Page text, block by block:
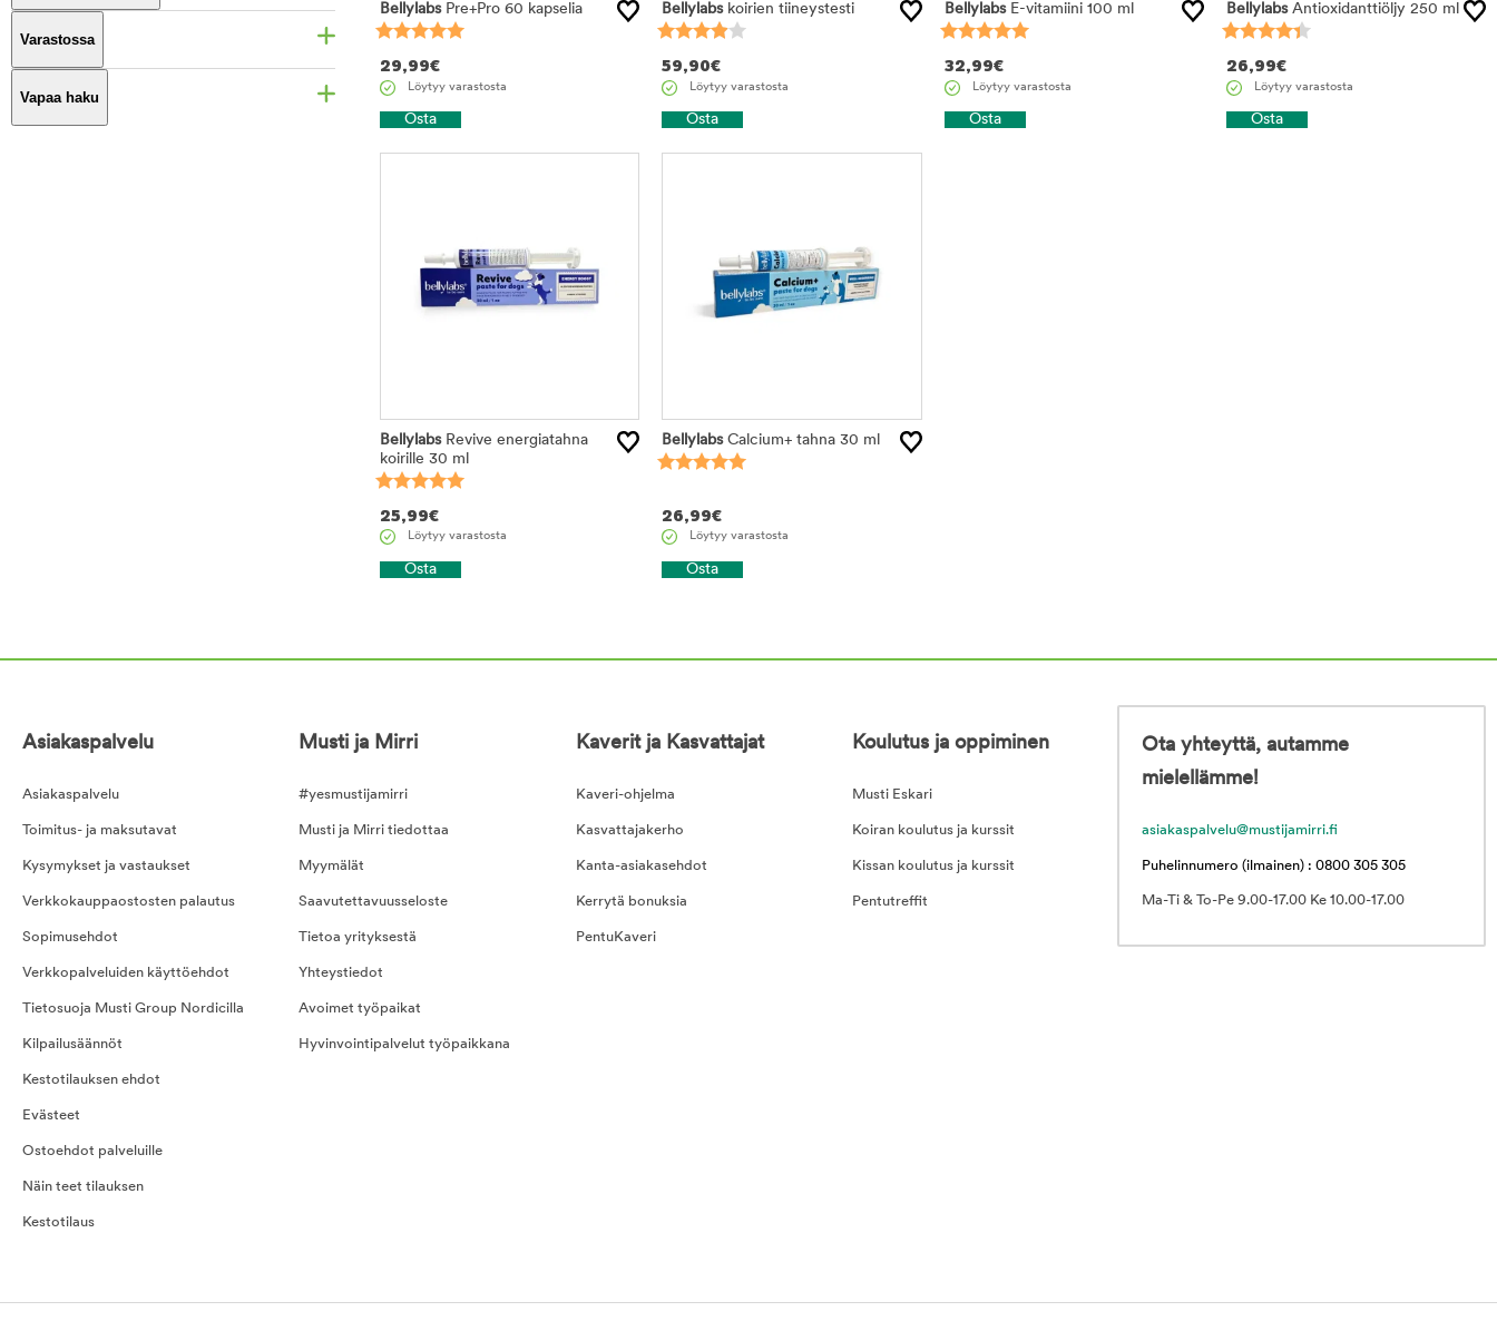
Varastossa
Vapaa haku
BellylabsPre+Pro 60 kapselia
29,99€
Löytyy varastosta
Osta
Bellylabskoirien tiineystesti
59,90€
Löytyy varastosta
Osta
BellylabsE-vitamiini 100 ml
32,99€
Löytyy varastosta
Osta
BellylabsAntioxidanttiöljy 250 ml
26,99€
Löytyy varastosta
Osta
BellylabsRevive energiatahna
koirille 30 ml
25,99€
Löytyy varastosta
Osta
BellylabsCalcium+ tahna 30 ml
26,99€
Löytyy varastosta
Osta
Asiakaspalvelu
Asiakaspalvelu
Toimitus- ja maksutavat
Kysymykset ja vastaukset
Verkkokauppaostosten palautus
Sopimusehdot
Verkkopalveluiden käyttöehdot
Tietosuoja Musti Group Nordicilla
Kilpailusäännöt
Kestotilauksen ehdot
Evästeet
Ostoehdot palveluille
Näin teet tilauksen
Kestotilaus
Musti ja Mirri
#yesmustijamirri
Musti ja Mirri tiedottaa
Myymälät
Saavutettavuusseloste
Tietoa yrityksestä
Yhteystiedot
Avoimet työpaikat
Hyvinvointipalvelut työpaikkana
Kaverit ja Kasvattajat
Kaveri-ohjelma
Kasvattajakerho
Kanta-asiakasehdot
Kerrytä bonuksia
PentuKaveri
Koulutus ja oppiminen
Musti Eskari
Koiran koulutus ja kurssit
Kissan koulutus ja kurssit
Pentutreffit
Ota yhteyttä, autamme
mielellämme!
asiakaspalvelu@mustijamirri.fi
Puhelinnumero (ilmainen) : 0800 305 305
Ma-Ti & To-Pe 9.00-17.00 Ke 10.00-17.00